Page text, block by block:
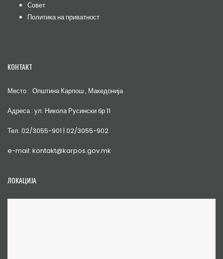
Совет
Политика на приватност
КОНТАКТ
Место : Општина Карпош , Македонија
Адреса : ул. Никола Русински бр.11
Тел. 02/3055-901 | 02/3055-902
e-mail: kontakt@karpos.gov.mk
ЛОКАЦИЈА